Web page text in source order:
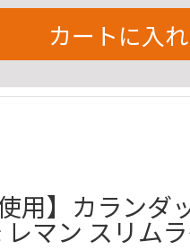
カートに入
使用】カラン
レマン スリム